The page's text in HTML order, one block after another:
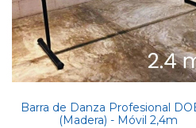
Barra de Danza Profesional
(Madera) - Móvil 2,4m